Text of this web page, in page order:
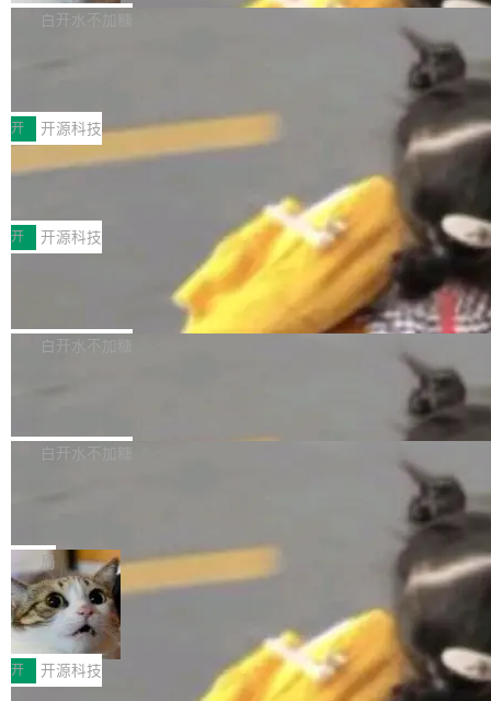
V ...
注意这是 OpenCode 一家的消耗。 OpenCode
不完。」5T 来自免费额度，3T 来自 Go...
作系统的第十八个主要版本。 自 NetBSD 10.1
ve JH71XX 的设备，例如 VisionFive 2、PINE
64 STAR64，以及 QEMU。 增强了对 POSIX.1
-2024 和 C23 编程接口标准的兼容性。 compat
_linux(8) 增强了对 Linux 系统调用的支持，包
括 epoll（围绕 kqueue 实现）、POSIX 消息队
列、...
白开水不加糖
案
享会在上海举办。鸿蒙生态的全场景智慧营销平
台鲸鸿动能协同华为游戏中心，面向游戏行业开
发者及生态伙伴，系统呈现了平台在游戏领域的
完整能力版图——从IAP高价值用户的全周期经
营、到IAA游戏的“买变一体”正循环、再到联运与
广告协同的全链路经营闭环，以及面向全球市场
的出海增长布局。 华为终端云业务商业化销售负
责人在开场致辞中表示，游戏开发者的核心诉求
已不再是“多一个投放渠道”，而是一套能够持续
高质量游戏...
开 开源科技
技嘉X3D系列再添新成员 B850 AORU
面向AMD Ryzen X3D处理器玩家，技嘉X3D系
列主板阵容迎来新成员——B850 AORUS ELITE
X3D。作为面向主流高性能平台打造的全新主板
产品，B850 AORUS ELITE X3D延续技嘉在X3
D平台优化上的技术积累，旨在为游戏玩家带来
更稳定、更高效的装机选择。 B850 AORUS ELI
式2.0，可根据不同使用场景释放处理器潜力，
开 开源科技
Zadig v5.0 发布：AI 发布专员与 AI 审
我们团队这几天最大的卡点不是 AI 写得不够
好，是 AI 写得太好了。 好到审查排期从两天的
过 1528 名开发者，85% 说 AI 把瓶颈从写代码
白开水不加糖
数据库，有一个图形后端。作为一个原生的 Gra
布，具体更新内容包括： feat(zero)：Zero 现
支持 --security superflag（token=...;whitelist
=...），与 Alpha 版本的格式一致，并据此对其
管理 HTTP 端点进行授权。 <blockquote> <p>
<span><strong>警告：</strong>&nbsp;Zero
的 admin ...
白开水不加糖
块钱的玩意儿——一根小竹签，一个竹筒，一头
系着涂了松香的线。甩起来，竹膜震动，发出“哇
——哇”的蝉鸣声。实物越来越难找了，有开发者
把它做成了 Web 玩具，放在 zhuzhiliao.imsai.c
c 上，并在 GitHub 开源。 玩法很简单：按住屏
幕画圈，或者直接甩手机。页面会实时显示转速
局
30倍效率升级：解锁医学影像数据要素
价值化的真实路径
完成一例腹部CT影像标注，张医生过去需要约1
20个小时。他必须在数百张连续影像上，一笔一
笔勾画边界，一层一层识别肌肉组织。如今，使
开 开源科技